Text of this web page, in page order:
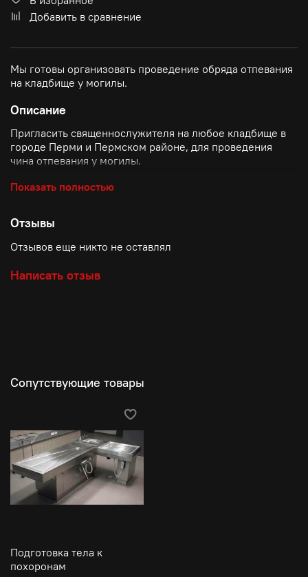
Добавить в сравнение
Мы готовы организовать проведение обряда отпевания
на кладбище у могилы.
Описание
Пригласить священнослужителя на любое кладбище в
городе Перми и Пермском районе, для проведения
чина отпевания у могилы.
Как это происходит:
договаривается с батюшкой о дате, месте и
Дает ему номер телефона родственников.
указанное кладбище за 30-40 минут до приезда
надгробного креста, непосредственно на могиле
Показать полностью
Отзывы
Отзывов еще никто не оставлял
Написать отзыв
Сопутствующие товары
Подготовка тела к
похоронам